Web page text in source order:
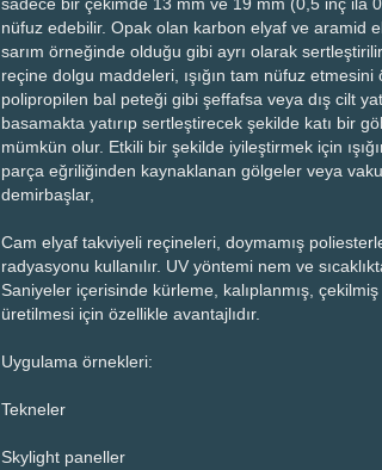
nüfuz edebilir. Opak olan karbon elyaf ve aramid
sarım örneğinde olduğu gibi ayrı olarak
reçine dolgu maddeleri, ışığın tam nüfuz
polipropilen bal peteği gibi şeffafsa veya dış cilt
basamakta yatırıp sertleştirecek şekilde katı bir
mümkün olur. Etkili bir şekilde iyileştirmek için
parça eğriliğinden kaynaklanan gölgeler veya
demirbaşlar,
Cam elyaf takviyeli reçineleri, doymamış
radyasyonu kullanılır. UV yöntemi nem ve
Saniyeler içerisinde kürleme, kalıplanmış,
üretilmesi için özellikle avantajlıdır.
Uygulama örnekleri:
Tekneler
Skylight paneller